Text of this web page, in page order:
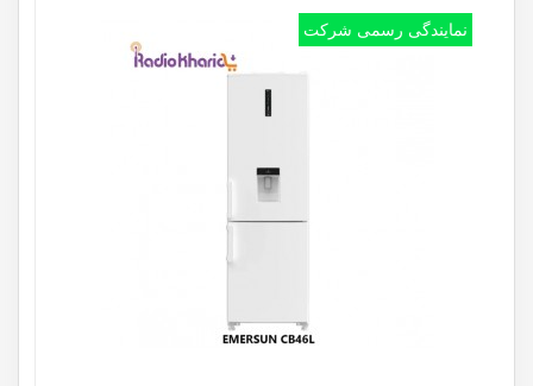
نمایندگی رسمی شرکت